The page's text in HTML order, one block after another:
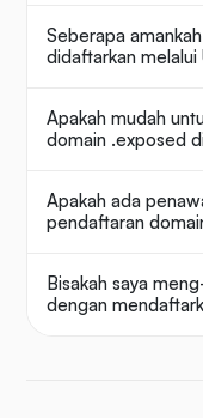
Seberapa
didaftarkan melalui
Apakah mudah
domain .exposed
Apakah ada
pendaftaran
Bisakah saya
dengan